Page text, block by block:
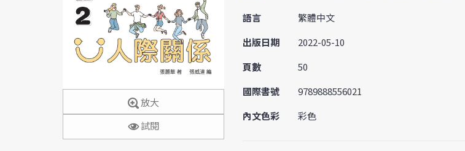
放大
試閱
語言
繁體中文
出版日期
2022-05-10
頁數
50
國際書號
9789888556021
內文色彩
彩色